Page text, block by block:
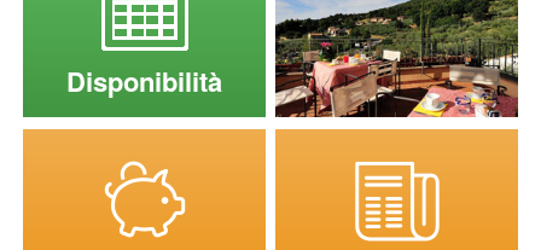
Disponibilità